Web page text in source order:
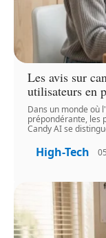
Les avis sur
utilisateurs en
Dans un monde où
prépondérante, les
Candy AI se
High-Tech